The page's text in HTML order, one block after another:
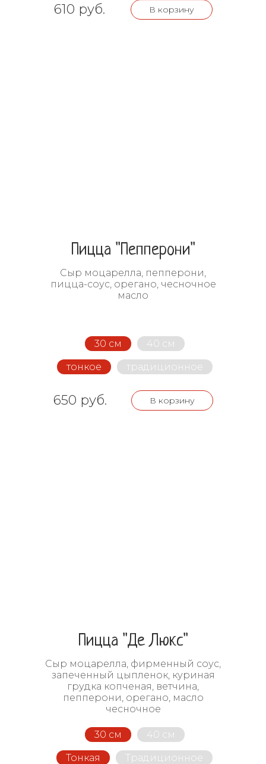
610 руб. В корзину
Пицца "Пепперони"
Сыр моцарелла, пепперони,
пицца-соус, орегано, чесночное
масло
30 см 40 см
тонкое традиционное
650 руб. В корзину
Пицца "Де Люкс"
Сыр моцарелла, фирменный соус,
запеченный цыпленок, куриная
грудка копченая, ветчина,
пепперони, орегано, масло
чесночное
30 см 40 см
Тонкая Традиционное